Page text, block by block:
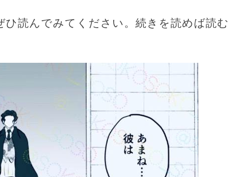
読んでみてください。続きを読めば読む